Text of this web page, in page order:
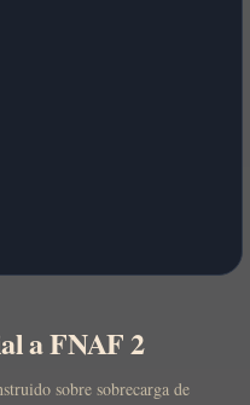
a FNAF 2
sobre sobrecarga de